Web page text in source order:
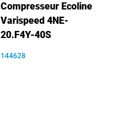
Compresseur Ecoline
Varispeed 4NE-
20.F4Y-40S
144628